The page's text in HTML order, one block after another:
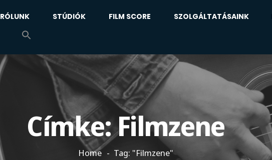
RÓLUNK STÚDIÓK FILM SCORE SZOLGÁLTATÁSAINK
Címke:Filmzene
Home Tag: "Filmzene"